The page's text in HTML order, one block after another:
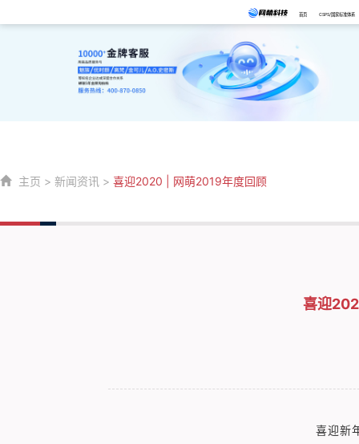
首页 CSPS/国家标准体系
主页 > 新闻资讯 > 喜迎2020 | 网萌2019年度回顾
喜迎
喜迎新